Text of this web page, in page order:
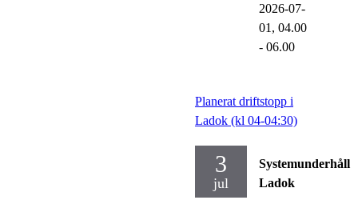
2026-07-
01, 04.00
- 06.00
Planerat driftstopp i
Ladok (kl 04-04:30)
3
jul
Systemunderhåll
Ladok